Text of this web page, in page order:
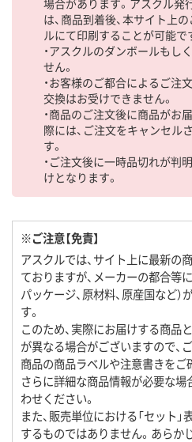
は、商品到着後、本サイト上
ルにて印刷することが可能で
・アスクルのダンボールもし
せん。
・お客様のご都合によるご注
交換はお受けできません。
・商品のご注文後に商品がお
際には、ご注文をキャンセル
す。
・ご注文後に一時品切れが判
けとなります。
※ご注意【免責】
アスクルでは、サイト上に最新の
ておりますが、メーカーの都合等に
パッケージ、原材料、原産国など
す。
このため、実際にお届けする商品
が異なる場合がございますので、
商品の商品ラベルや注意書きをご
さらに詳細な商品情報が必要な場
わせください。
また、販売単位における「セット
するものではありません。あらか